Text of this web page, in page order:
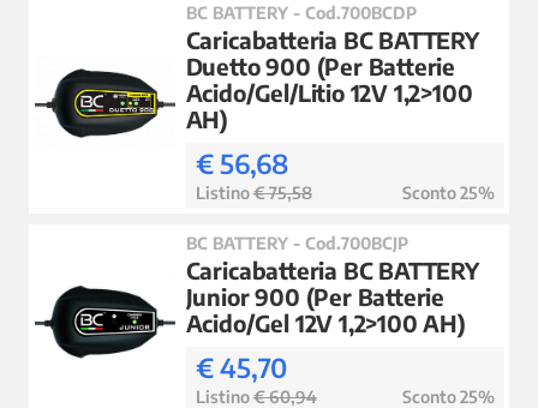
BC BATTERY - Cod.700BCDP
Caricabatteria BC BATTERY
Duetto 900 (Per Batterie
Acido/Gel/Litio 12V 1,2>100
AH)
€ 56,68
Listino€ 75,58 Sconto 25%
BC BATTERY - Cod.700BCJP
Caricabatteria BC BATTERY
Junior 900 (Per Batterie
Acido/Gel 12V 1,2>100 AH)
€ 45,70
Listino€ 60,94 Sconto 25%